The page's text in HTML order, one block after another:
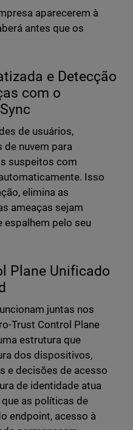
aparecerem à
antes que os
e Detecção
com o
de usuários,
de nuvem para
suspeitos com
Isso
elimina as
ameaças sejam
espalhem pelo seu
Plane Unificado
juntas nos
Trust Control Plane
estrutura que
dos dispositivos,
e decisões de acesso
de identidade atua
as políticas de
endpoint, acesso à